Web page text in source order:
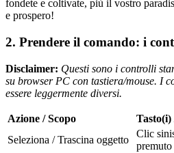
fondete e coltivate, più il vostro
e prospero!
2. Prendere il comando: i
Disclaimer: Questi sono i controlli
su browser PC con tastiera/mouse. I
essere leggermente diversi.
Azione / Scopo
Tasto(i)
Seleziona / Trascina oggetto
Clic
premuto